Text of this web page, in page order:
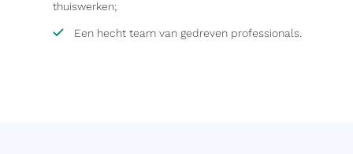
thuiswerken;
Een hecht team van gedreven professionals.